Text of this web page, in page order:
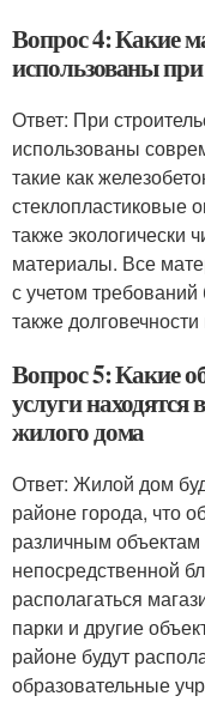
Вопрос 4: Какие
использованы
Ответ: При
использованы
такие как
стеклопластиковые
также экологически
материалы. Все
с учетом требований
также
Вопрос 5: Какие
услуги находятся
жилого дома
Ответ: Жилой дом
районе города, что
различным
непосредственной
располагаться
парки и другие
районе будут
образовательные